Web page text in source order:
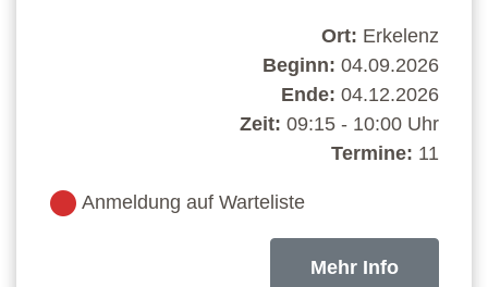
Ort: Erkelenz
Beginn: 04.09.2026
Ende: 04.12.2026
Zeit: 09:15 - 10:00 Uhr
Termine: 11
Anmeldung auf Warteliste
Mehr Info